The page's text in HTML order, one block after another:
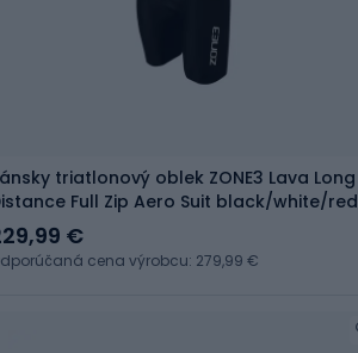
triatlonový oblek ZONE3 Lava Long
Full Zip Aero Suit black/white/red
€
cena výrobcu: 279,99 €